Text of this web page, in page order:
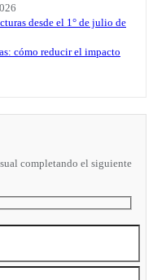
desde el 1° de julio de
cómo reducir el impacto
completando el siguiente